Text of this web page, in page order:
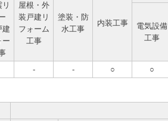
リ
建
ー
屋根・外
装戸建リ
フォーム
工事
塗装・防
水工事
内装工事
電気設備
工事
- - ○ ○